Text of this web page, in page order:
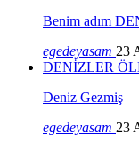
Benim adım
egedeyasam 23
DENİZLER
Deniz Gezmiş
egedeyasam 23